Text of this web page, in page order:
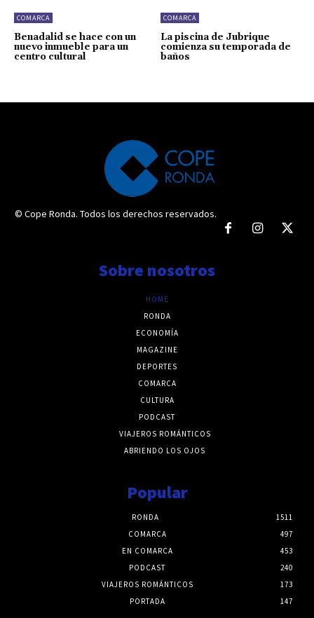
COMARCA
Benadalid se hace con un
nuevo inmueble para un
centro cultural
COMARCA
La piscina de Jubrique
comienza su temporada de
baños
© Cope Ronda. Todos los derechos reservados.
Sobre nosotros
HOME
RONDA
ECONOMÍA
MAGAZINE
DEPORTES
COMARCA
CULTURA
PODCAST
VIAJEROS ROMÁNTICOS
ABRIENDO LOS OJOS
Popular
RONDA
1511
COMARCA
497
EN COMARCA
453
PODCAST
240
VIAJEROS ROMÁNTICOS
173
PORTADA
147